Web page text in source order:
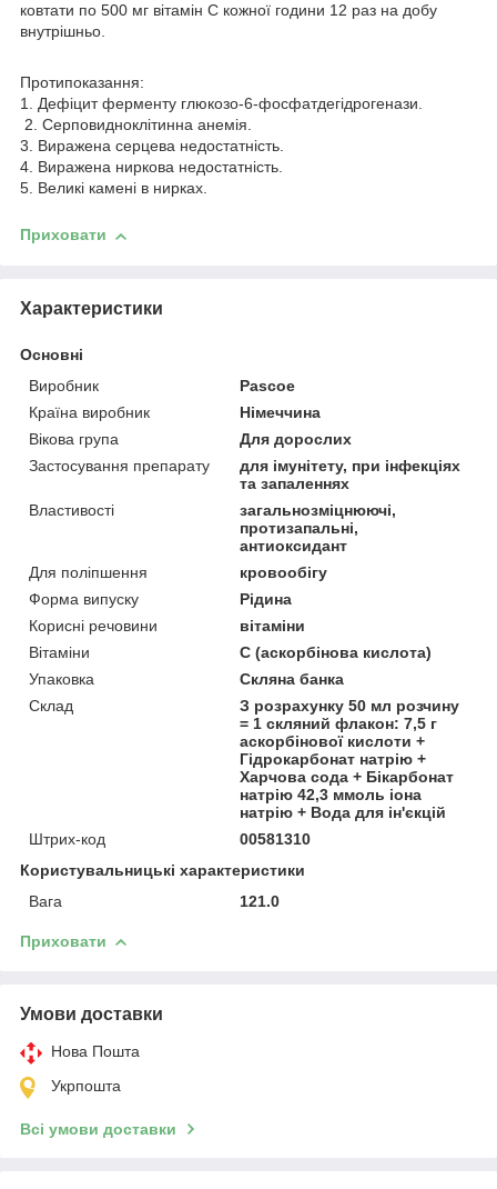
ковтати по 500 мг вітамін С кожної години 12 раз на добу
внутрішньо.
Протипоказання:
1. Дефіцит ферменту глюкозо-6-фосфатдегідрогенази.
2. Серповидноклітинна анемія.
3. Виражена серцева недостатність.
4. Виражена ниркова недостатність.
5. Великі камені в нирках.
Приховати
Характеристики
Основні
Виробник
Pascoe
Країна виробник
Німеччина
Вікова група
Для дорослих
Застосування препарату
для імунітету, при інфекціях
та запаленнях
Властивості
загальнозміцнюючі,
протизапальні,
антиоксидант
Для поліпшення
кровообігу
Форма випуску
Рідина
Корисні речовини
вітаміни
Вітаміни
С (аскорбінова кислота)
Упаковка
Скляна банка
Склад
З розрахунку 50 мл розчину
= 1 скляний флакон: 7,5 г
аскорбінової кислоти +
Гідрокарбонат натрію +
Харчова сода + Бікарбонат
натрію 42,3 ммоль іона
натрію + Вода для ін'єкцій
Штрих-код
00581310
Користувальницькі характеристики
Вага
121.0
Приховати
Умови доставки
Нова Пошта
Укрпошта
Всі умови доставки